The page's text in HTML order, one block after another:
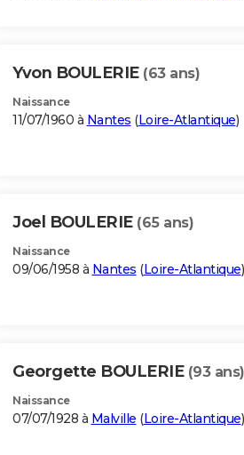
Yvon BOULERIE (63 ans)
Naissance
11/07/1960 à Nantes (Loire-Atlantique)
Joel BOULERIE (65 ans)
Naissance
09/06/1958 à Nantes (Loire-Atlantique)
Georgette BOULERIE (93 ans)
Naissance
07/07/1928 à Malville (Loire-Atlantique)